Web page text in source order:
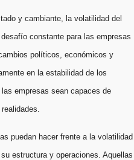
constante para las empresas
políticos, económicos y
en la estabilidad de los
empresas sean capaces de
puedan hacer frente a la volatilidad
estructura y operaciones. Aquellas